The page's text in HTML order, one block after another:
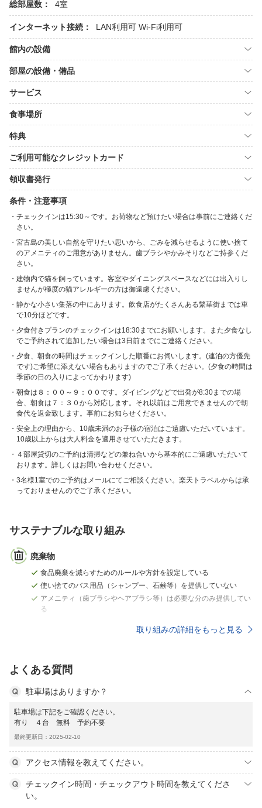
総部屋数： 4室
インターネット接続： LAN利用可 Wi-Fi利用可
館内の設備
部屋の設備・備品
サービス
食事場所
特典
ご利用可能なクレジットカード
領収書発行
条件・注意事項
チェックインは15:30～です。お荷物など預けたい場合は事前にご連絡くだ
さい。
宮古島の美しい自然を守りたい思いから、ごみを減らせるように使い捨て
のアメニティのご用意がありません。歯ブラシやかみそりなどご持参くだ
さい。
建物内で猫を飼っています。客室やダイニングスペースなどには出入りし
ませんが極度の猫アレルギーの方は御遠慮ください。
静かな小さい集落の中にあります。飲食店がたくさんある繁華街までは車
で10分ほどです。
夕食付きプランのチェックインは18:30までにお願いします。また夕食なし
でご予約されて追加したい場合は3日前までにご連絡ください。
夕食、朝食の時間はチェックインした順番にお伺いします。(連泊の方優先
です)ご希望に添えない場合もありますのでご了承ください。(夕食の時間は
季節の日の入りによってかわります)
朝食は８：００～９：００です。ダイビングなどで出発が8:30までの場
合、朝食は７：３０から対応します。それ以前はご用意できませんので朝
食代を返金致します。事前にお知らせください。
安全上の理由から、10歳未満のお子様の宿泊はご遠慮いただいています。
10歳以上からは大人料金を適用させていただきます。
４部屋貸切のご予約は清掃などの兼ね合いから基本的にご遠慮いただいて
おります。詳しくはお問い合わせください。
3名様1室でのご予約はメールにてご相談ください。楽天トラベルからは承
っておりませんのでご了承ください。
サステナブルな取り組み
廃棄物
食品廃棄を減らすためのルールや方針を設定している
使い捨てのバス用品（シャンプー、石鹸等）を提供していない
アメニティ（歯ブラシやヘアブラシ等）は必要な分のみ提供してい
る
取り組みの詳細をもっと見る
よくある質問
駐車場はありますか？
駐車場は下記をご確認ください。
有り ４台 無料 予約不要
最終更新日：2025-02-10
アクセス情報を教えてください。
チェックイン時間・チェックアウト時間を教えてくださ
い。